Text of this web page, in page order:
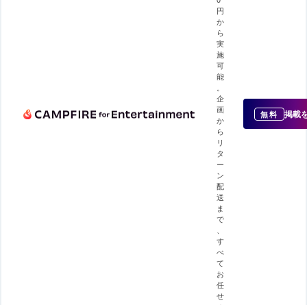
円
か
ら
実
施
可
能
。
企
画
か
ら
リ
タ
ー
ン
配
送
ま
で
、
す
べ
て
お
任
せ
無料 掲載